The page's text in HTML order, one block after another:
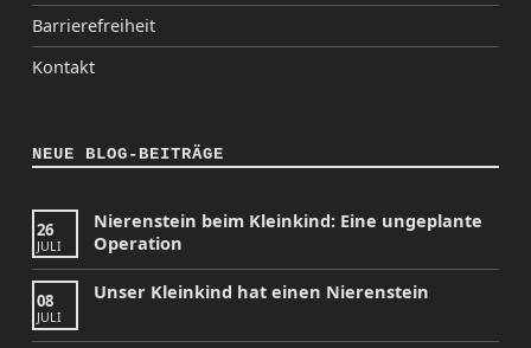
Barrierefreiheit
Kontakt
NEUE BLOG-BEITRÄGE
26
JULI
Nierenstein beim Kleinkind: Eine ungeplante
Operation
08
JULI
Unser Kleinkind hat einen Nierenstein